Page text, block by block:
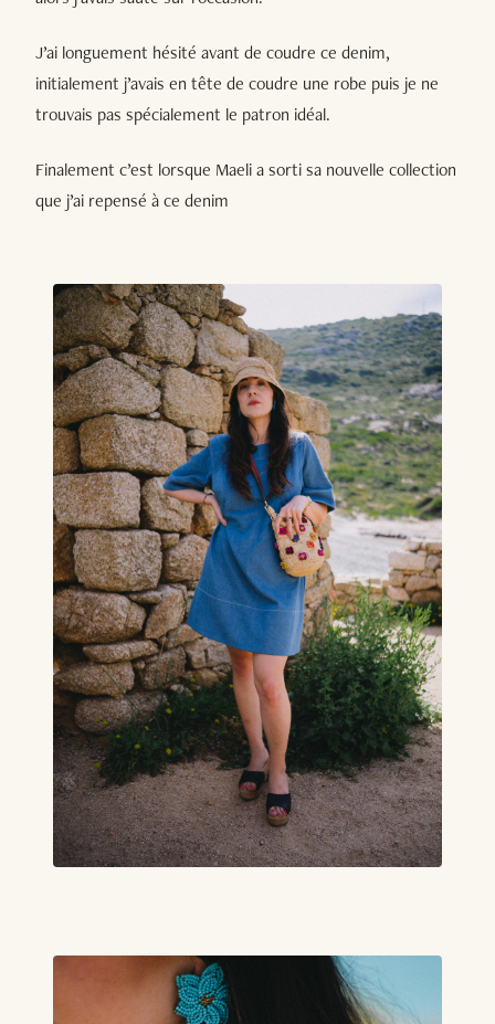
J’ai longuement hésité avant de coudre ce denim,
initialement j’avais en tête de coudre une robe puis je ne
trouvais pas spécialement le patron idéal.
Finalement c’est lorsque Maeli a sorti sa nouvelle collection
que j’ai repensé à ce denim